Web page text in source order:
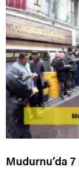
Mudurnu’da